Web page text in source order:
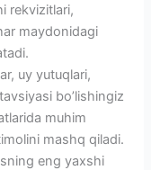
rekvizitlari,
maydonidagi
uy yutuqlari,
bo’lishingiz
muhim
mashq qiladi.
eng yaxshi